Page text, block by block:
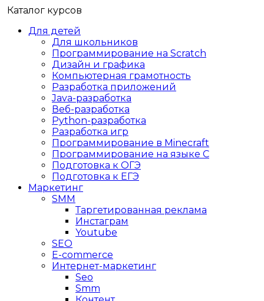
Каталог курсов
Для детей
Для школьников
Программирование на Scratch
Дизайн и графика
Компьютерная грамотность
Разработка приложений
Java-разработка
Веб-разработка
Python-разработка
Разработка игр
Программирование в Minecraft
Программирование на языке C
Подготовка к ОГЭ
Подготовка к ЕГЭ
Маркетинг
SMM
Таргетированная реклама
Инстаграм
Youtube
SEO
E-сommerce
Интернет-маркетинг
Seo
Smm